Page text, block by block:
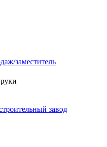
заместитель
завод